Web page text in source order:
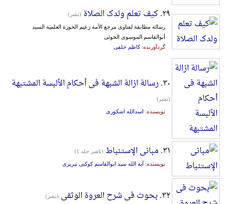
۲۹. کیف تعلم ولدک الصلاة (نشر)
رسالة مطابقة لفتاوی مرجع الأمة زعیم الحوزة العلمیة السید
أبوالقاسم الموسوی الخوئی
گردآورنده:کاظم حلفی
۳۰. رسالة ازالة الشبهة فی أحکام الألبسة المشتبهة
(نشر)
نویسنده: اسدالله اشکوری
۳۱. مبانی الإستنباط (ناشر جلد 1)
نویسنده: آیة الله سید ابوالقاسم کوکبی تبریزی
۳۲. بحوث فی شرح العروة الوثقی (نشر)